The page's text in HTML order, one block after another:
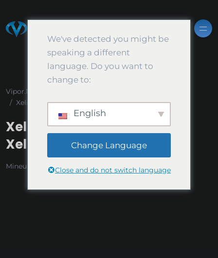
Vipor.NET BLOG
Xelis Hard Fork : Passage à XelishHash2
Xelis Hard Fork : Passage à
XelishHash2
Mineurs Rigel ,SRB Miner , Xelis 10 juillet 2024
We've detected you might be
speaking a different
language. Do you want to
change to:
English
Change Language
Close and do not switch language